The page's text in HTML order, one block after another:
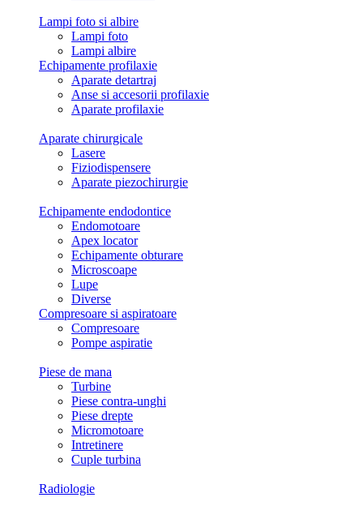
Lampi foto si albire
Lampi foto
Lampi albire
Echipamente profilaxie
Aparate detartraj
Anse si accesorii profilaxie
Aparate profilaxie
Aparate chirurgicale
Lasere
Fiziodispensere
Aparate piezochirurgie
Echipamente endodontice
Endomotoare
Apex locator
Echipamente obturare
Microscoape
Lupe
Diverse
Compresoare si aspiratoare
Compresoare
Pompe aspiratie
Piese de mana
Turbine
Piese contra-unghi
Piese drepte
Micromotoare
Intretinere
Cuple turbina
Radiologie